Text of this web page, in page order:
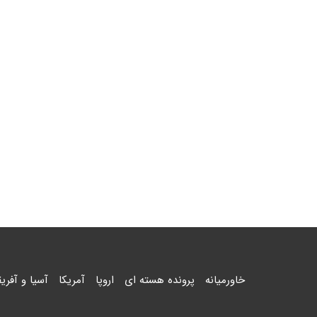
خاورمیانه پرونده هسته ای اروپا آمریکا آسیا و